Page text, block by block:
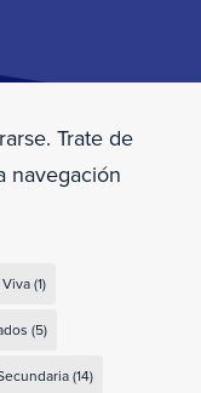
Trate de
navegación
(1)
(5)
(14)